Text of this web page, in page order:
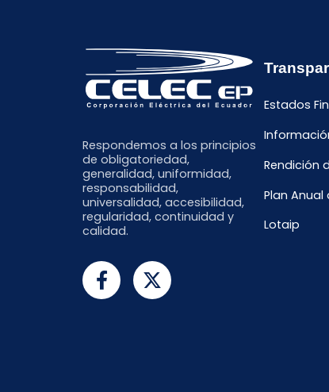
Respondemos a los principios
de obligatoriedad,
generalidad, uniformidad,
responsabilidad,
universalidad, accesibilidad,
regularidad, continuidad y
calidad.
Estados
Rendición
Plan
Lotaip